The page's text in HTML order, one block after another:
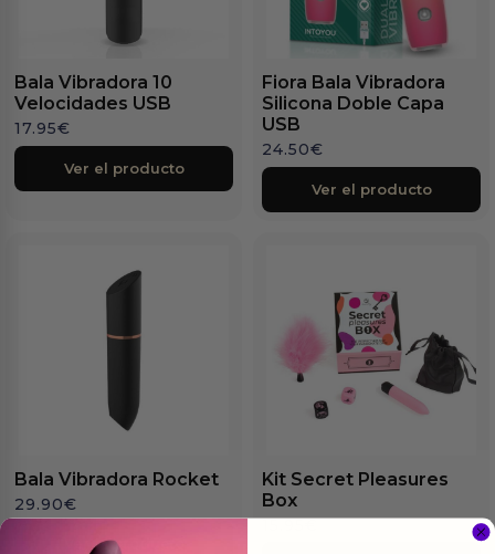
Bala Vibradora 10
Velocidades USB
17.95€
Ver el producto
Fiora Bala Vibradora
Silicona Doble Capa
USB
24.50€
Ver el producto
Bala Vibradora Rocket
29.90€
Ver el producto
Kit Secret Pleasures
Box
15.95€